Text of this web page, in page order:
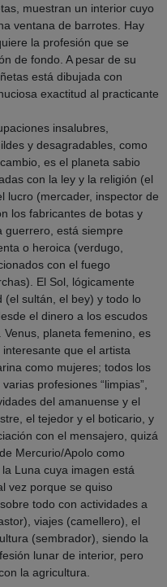
muestran un interior cuyo
ventana de barrotes. Hay
la profesión que se
de fondo. A pesar de su
está dibujada con
exactitud al practicante
insalubres,
y desagradables, como
es el planeta sabio
con la ley y la religión (el
lucro (mercader, inspector de
los fabricantes de botas y
guerrero, está siempre
o heroica (verdugo,
con el fuego
El Sol, lógicamente
sultán, el bey) y todo lo
el dinero a los escudos
planeta femenino, es
que el artista
como mujeres; todos los
profesiones “limpias”,
del amanuense y el
el tejedor y el boticario, y
con el mensajero, quizá
Mercurio/Apolo como
Luna cuya imagen está
vez porque se quiso
todo con actividades a
viajes (camellero), el
(sembrador), siendo la
lunar de interior, pero
la agricultura.